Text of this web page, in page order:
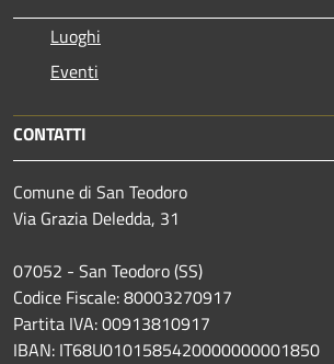
Luoghi
Eventi
CONTATTI
Comune di San Teodoro
Via Grazia Deledda, 31
07052 - San Teodoro (SS)
Codice Fiscale: 80003270917
Partita IVA: 00913810917
IBAN: IT68U0101585420000000001850